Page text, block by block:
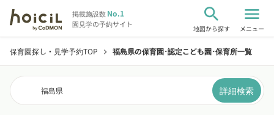
掲載施設数No.1
園見学の予約サイト
search
地図から探す
menu
メニュー
保育園探し・見学予約TOP chevron_right 福島県の保育園･認定こども園･保育所一覧
福島県 詳細検索